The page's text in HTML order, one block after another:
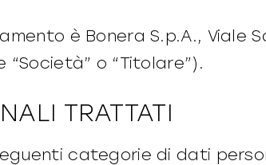
è Bonera S.p.A., Viale
o “Titolare”).
TRATTATI
categorie di dati